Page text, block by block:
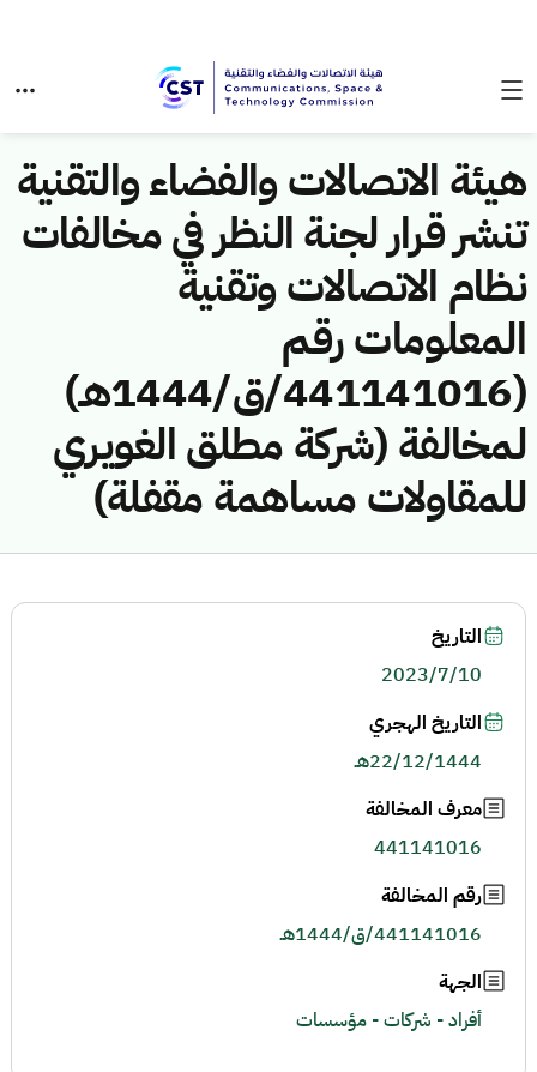
هيئة الاتصالات والفضاء والتقنية
تنشر قرار لجنة النظر في مخالفات
نظام الاتصالات وتقنية
المعلومات رقم
(441141016/ق/1444هـ)
لمخالفة (شركة مطلق الغويري
للمقاولات مساهمة مقفلة)
التاريخ
2023/7/10
التاريخ الهجري
22/12/1444هـ
معرف المخالفة
441141016
رقم المخالفة
441141016/ق/1444هـ
الجهة
أفراد - شركات - مؤسسات